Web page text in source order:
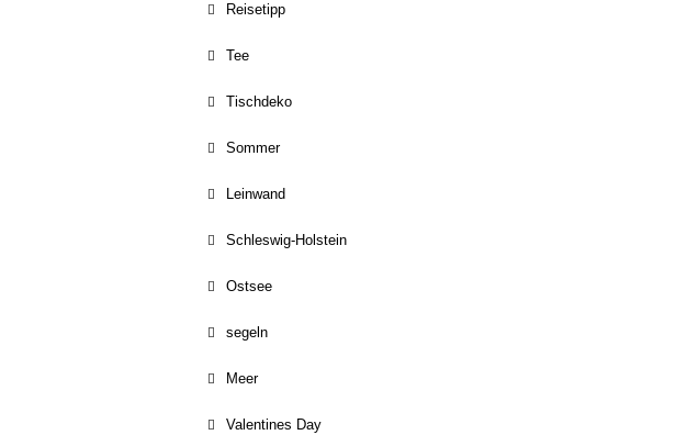
Reisetipp
Tee
Tischdeko
Sommer
Leinwand
Schleswig-Holstein
Ostsee
segeln
Meer
Valentines Day